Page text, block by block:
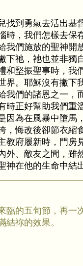
找到勇氣去活出基
時，我們怎樣去保
我們施放的聖神開
下祂，祂也並非獨
和堅振聖事時，我
界。耶穌沒有撇下
我們的諸恩之一，
時正好幫助我們重
因為在風暴中墮馬
，悔改後卻節衣縮
教府履新時，門房
外、敵友之間，雖
神在他的生命中結
臨的五旬節，再一
結祢的效果。